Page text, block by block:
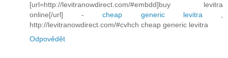
[url=http://levitranowdirect.com/#embdd]buy levitra
online[/url] -cheap generic levitra,
http://levitranowdirect.com/#cvhch cheap generic levitra
Odpovědět